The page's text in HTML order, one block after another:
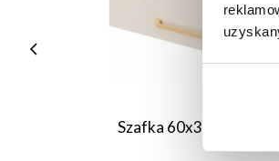
Szafka 60x36 nad okap